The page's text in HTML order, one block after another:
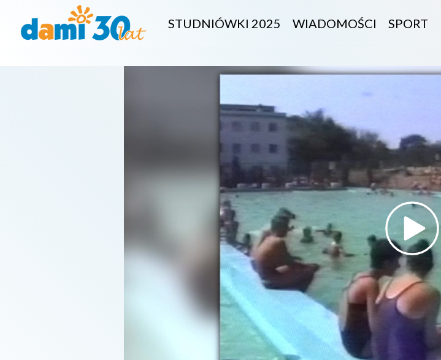
STUDNIÓWKI 2025 WIADOMOŚCI SPORT